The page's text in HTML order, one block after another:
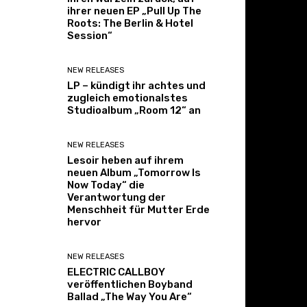
ihrer neuen EP „Pull Up The
Roots: The Berlin & Hotel
Session“
NEW RELEASES
LP – kündigt ihr achtes und
zugleich emotionalstes
Studioalbum „Room 12“ an
NEW RELEASES
Lesoir heben auf ihrem
neuen Album „Tomorrow Is
Now Today“ die
Verantwortung der
Menschheit für Mutter Erde
hervor
NEW RELEASES
ELECTRIC CALLBOY
veröffentlichen Boyband
Ballad „The Way You Are“